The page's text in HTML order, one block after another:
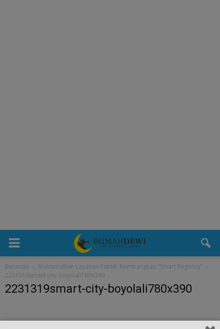
Beranda
Maksimalkan Layanan Publik, Kembangkan “Smart Regency”
2231319smart-city-boyolali780x390
2231319smart-city-boyolali780x390